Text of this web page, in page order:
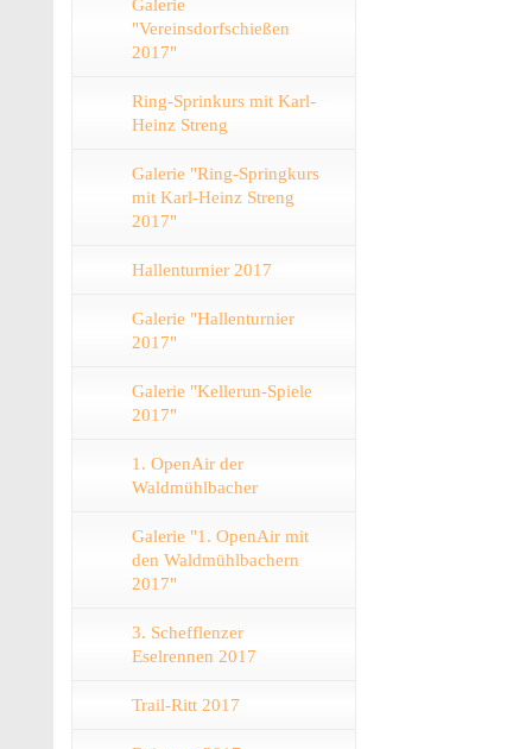
Galerie
"Vereinsdorfschießen
2017"
Ring-Sprinkurs mit Karl-
Heinz Streng
Galerie "Ring-Springkurs
mit Karl-Heinz Streng
2017"
Hallenturnier 2017
Galerie "Hallenturnier
2017"
Galerie "Kellerun-Spiele
2017"
1. OpenAir der
Waldmühlbacher
Galerie "1. OpenAir mit
den Waldmühlbachern
2017"
3. Schefflenzer
Eselrennen 2017
Trail-Ritt 2017